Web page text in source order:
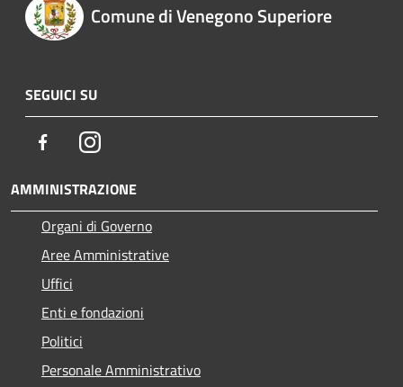
Comune di Venegono Superiore
SEGUICI SU
FacebookInstagram
AMMINISTRAZIONE
Organi di Governo
Aree Amministrative
Uffici
Enti e fondazioni
Politici
Personale Amministrativo